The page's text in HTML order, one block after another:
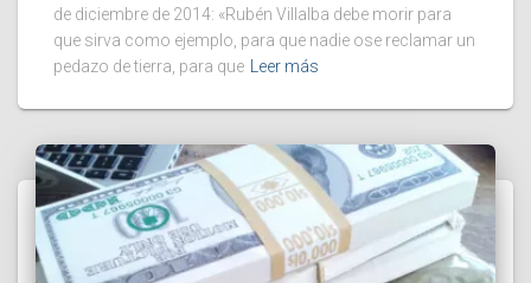
de diciembre de 2014: «Rubén Villalba debe morir para
que sirva como ejemplo, para que nadie ose reclamar un
pedazo de tierra, para que Leer más